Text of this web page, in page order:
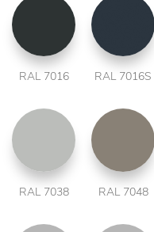
RAL 7016 RAL 7016S
RAL 7038 RAL 7048